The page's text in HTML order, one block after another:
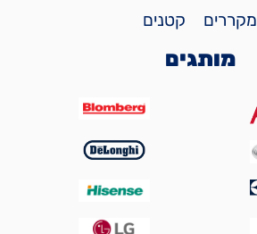
מקררים
קטנים
מותגים